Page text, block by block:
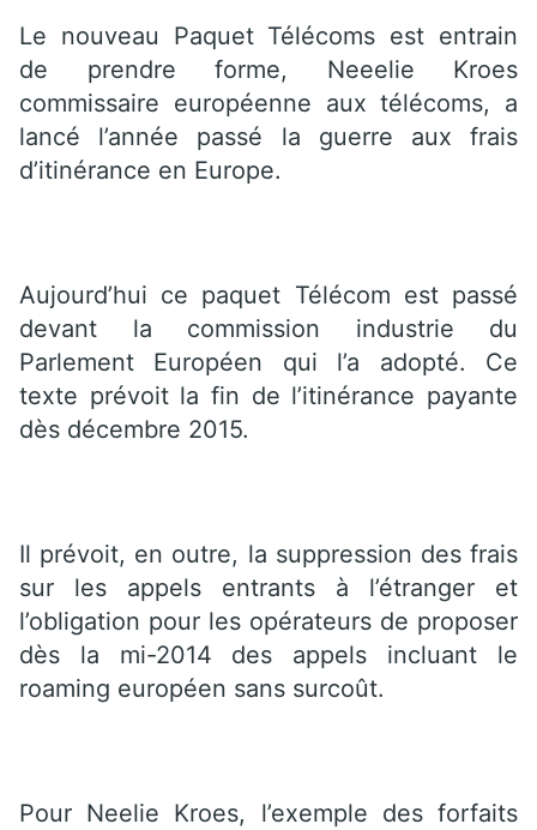
Le nouveau Paquet Télécoms est entrain
de prendre forme, Neeelie Kroes
commissaire européenne aux télécoms, a
lancé l’année passé la guerre aux frais
d’itinérance en Europe.
Aujourd’hui ce paquet Télécom est passé
devant la commission industrie du
Parlement Européen qui l’a adopté. Ce
texte prévoit la fin de l’itinérance payante
dès décembre 2015.
Il prévoit, en outre, la suppression des frais
sur les appels entrants à l’étranger et
l’obligation pour les opérateurs de proposer
dès la mi-2014 des appels incluant le
roaming européen sans surcoût.
Pour Neelie Kroes, l’exemple des forfaits